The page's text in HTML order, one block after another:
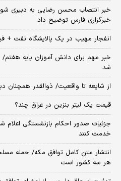
خبر انتصاب محسن رضایی به دبیری
خبرگزاری فارس توضیح داد
انفجار مهیب در یک پالایشگاه نفت +
خبر مهم برای دانش آموزان پایه هفتم/
شد
از شایعه تا واقعیت/ ذوالقدر همچنان
قیمت یک لیتر بنزین در عراق چند؟
خدمت کنند
انتشار متن کامل توافق مکه/ حمله
هر سه کشور است